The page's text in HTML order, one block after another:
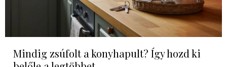
Mindig zsúfolt a konyhapult? Így hozd ki